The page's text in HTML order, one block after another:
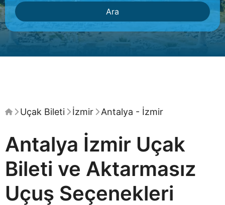
Ara
Uçak Bileti İzmir Antalya - İzmir
Antalya İzmir Uçak
Bileti ve Aktarmasız
Uçuş Seçenekleri